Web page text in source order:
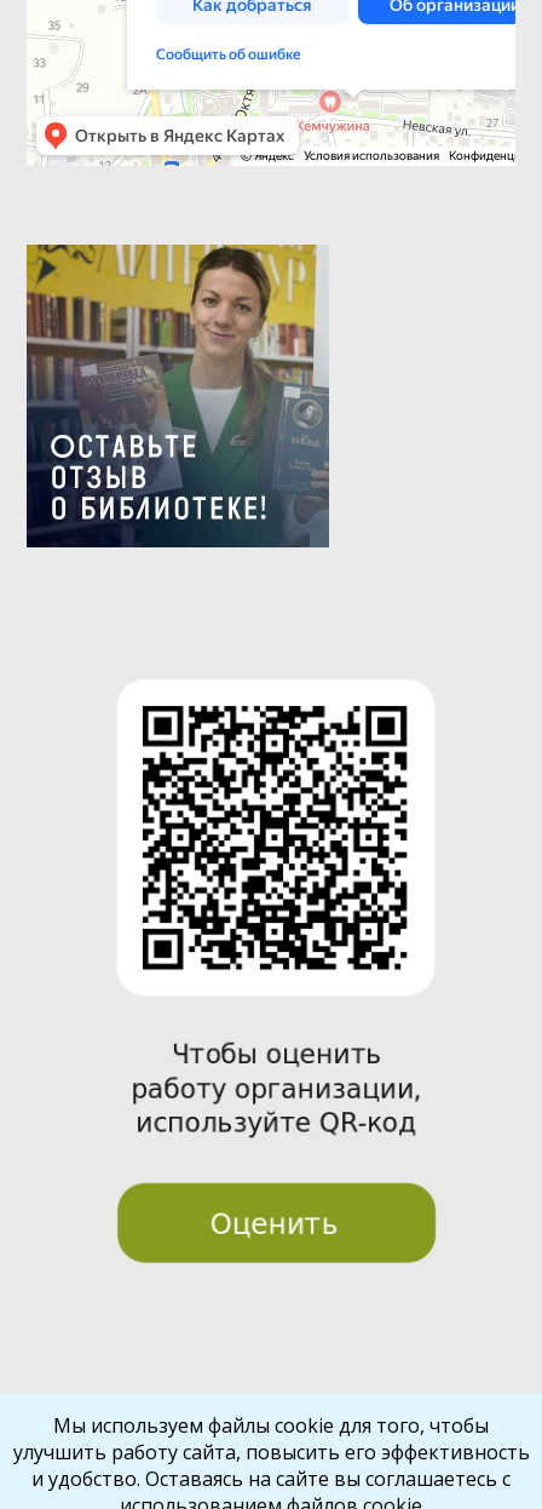
vio
t
Мы используем файлы cookie для того, чтобы
улучшить работу сайта, повысить его эффективность
и удобство. Оставаясь на сайте вы соглашаетесь с